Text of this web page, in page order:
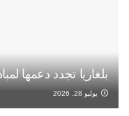
بلغاريا تجدد دعمها
يوليو 28, 2026